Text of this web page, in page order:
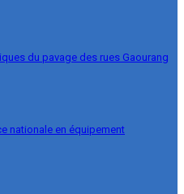
du pavage des rues Gaourang
nationale en équipement